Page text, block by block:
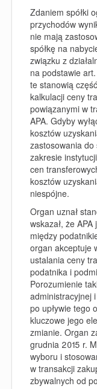
Zdaniem spółki
przychodów
nie mają
spółkę na
związku z
na podstawie
te stanowią
kalkulacji ceny
powiązanymi w
APA. Gdyby
kosztów
zastosowania do
zakresie
cen
kosztów
niespójne.
Organ uznał
wskazał, że
między
organ akceptuje
ustalania ceny
podatnika i
Porozumienie
administracyjnej
po upływie tego
kluczowe jego
zmianie. Organ
grudnia 2015 r.
wyboru i
w transakcji
zbywalnych od